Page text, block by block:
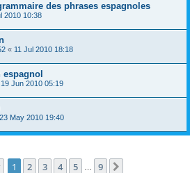
des phrases espagnoles
2010 10:38
« 11 Jul 2010 18:18
19 Jun 2010 05:19
23 May 2010 19:40
Page 1of 9
1 2 3 4 5 … 9